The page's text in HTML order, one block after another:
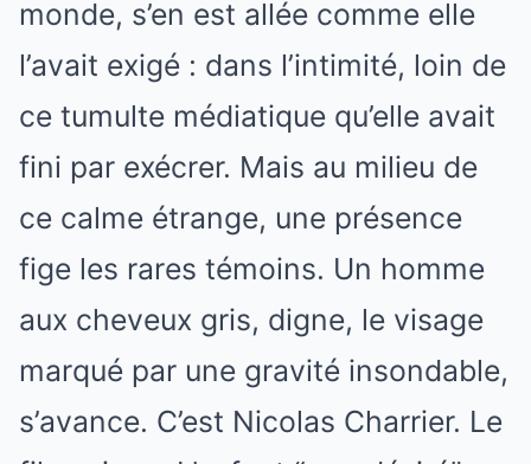
monde, s’en est allée comme elle
l’avait exigé : dans l’intimité, loin de
ce tumulte médiatique qu’elle avait
fini par exécrer. Mais au milieu de
ce calme étrange, une présence
fige les rares témoins. Un homme
aux cheveux gris, digne, le visage
marqué par une gravité insondable,
s’avance. C’est Nicolas Charrier. Le